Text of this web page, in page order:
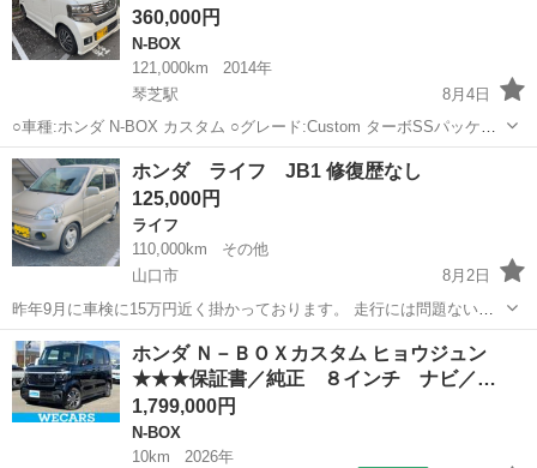
360,000円
N-BOX
121,000km
2014年
琴芝駅
8月4日
○車種:ホンダ N-BOX カスタム ○グレード:Custom ターボSSパッケー
ジ ○色: パールホワイト ◯年式:平成26年5月 ○駆動:FF ○車検:令和9
年6月2日 ○走行距離 :1210...
山口 宇部市 琴芝駅 N-BOX
ホンダ ライフ JB1 修復歴なし
125,000円
ライフ
110,000km
その他
山口市
8月2日
昨年9月に車検に15万円近く掛かっております。 走行には問題ないか
と思います。 懸念事項として ・左側ドアミラー付け根の塗装剥げ ・
ボンネットの塗装 若干艶消し気味 ・リアウイングを取り付ける穴を空
けています。 (モデュー...
山口 山口市 ライフ
ホンダ Ｎ－ＢＯＸカスタム ヒョウジュン
★★★保証書／純正 ８インチ ナビ／…
1,799,000円
N-BOX
10km
2026年